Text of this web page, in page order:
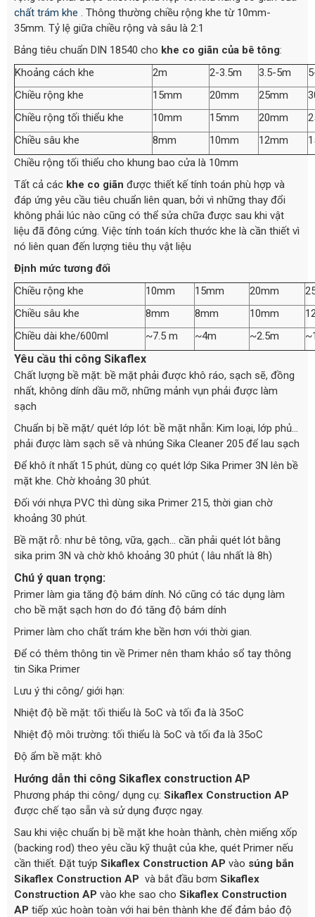
chất trám khe . Thông thường chiều rộng khe từ 10mm-
35mm. Tỷ lệ giữa chiều rộng và sâu là 2:1
Bảng tiêu chuẩn DIN 18540 cho khe co giãn của bê tông:
Khoảng cách khe
2m 2-3.5m 3.5-5m
Chiều rộng khe
15mm 20mm 25mm
Chiều rộng tối thiểu khe
10mm 15mm 20mm
Chiều sâu khe
8mm 10mm 12mm
Chiều rộng tối thiểu cho khung bao cửa là 10mm
Tất cả các khe co giãn được thiết kế tính toán phù hợp và
đáp ứng yêu cầu tiêu chuẩn liên quan, bởi vì những thay đổi
không phải lúc nào cũng có thể sửa chữa được sau khi vật
liệu đã đông cứng. Việc tính toán kích thước khe là cần thiết vì
nó liên quan đến lượng tiêu thụ vật liệu
Định mức tương đối
Chiều rộng khe
10mm 15mm 20mm
Chiều sâu khe
8mm 8mm 10mm
Chiều dài khe/600ml
~7.5 m ~4m ~2.5m
Yêu cầu thi công Sikaflex
Chất lượng bề mặt: bề mặt phải được khô ráo, sạch sẽ, đồng
nhất, không dính dầu mỡ, những mảnh vụn phải được làm
sạch
Chuẩn bị bề mặt/ quét lớp lót: bề mặt nhẵn: Kim loại, lớp phủ…
phải được làm sạch sẽ và nhúng Sika Cleaner 205 để lau sạch
Để khô ít nhất 15 phút, dùng cọ quét lớp Sika Primer 3N lên bề
mặt khe. Chờ khoảng 30 phút.
Đối với nhựa PVC thì dùng sika Primer 215, thời gian chờ
khoảng 30 phút.
Bề mặt rỗ: như bê tông, vữa, gạch… cần phải quét lót bằng
sika prim 3N và chờ khô khoảng 30 phút ( lâu nhất là 8h)
Chú ý quan trọng:
Primer làm gia tăng độ bám dính. Nó cũng có tác dụng làm
cho bề mặt sạch hơn do đó tăng độ bám dính
Primer làm cho chất trám khe bền hơn với thời gian.
Để có thêm thông tin về Primer nên tham khảo sổ tay thông
tin Sika Primer
Lưu ý thi công/ giới hạn:
Nhiệt độ bề mặt: tối thiểu là 5oC và tối đa là 35oC
Nhiệt độ môi trường: tối thiểu là 5oC và tối đa là 35oC
Độ ẩm bề mặt: khô
Hướng dẫn thi công Sikaflex construction AP
Phương pháp thi công/ dụng cụ: Sikaflex Construction AP
được chế tạo sẵn và sử dụng được ngay.
Sau khi việc chuẩn bị bề mặt khe hoàn thành, chèn miếng xốp
(backing rod) theo yêu cầu kỹ thuật của khe, quét Primer nếu
cần thiết. Đặt tuýp Sikaflex Construction AP vào súng bắn
Sikaflex Construction AP và bắt đầu bơm Sikaflex
Construction AP vào khe sao cho Sikaflex Construction
AP tiếp xúc hoàn toàn với hai bên thành khe để đảm bảo độ